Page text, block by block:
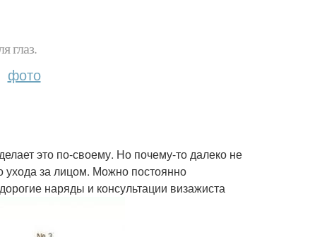
глаз.
фото
это по-своему. Но почему-то далеко не
ухода за лицом. Можно постоянно
наряды и консультации визажиста